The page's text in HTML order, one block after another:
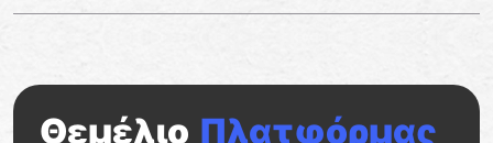
Θεμέλιο Πλατφόρμας